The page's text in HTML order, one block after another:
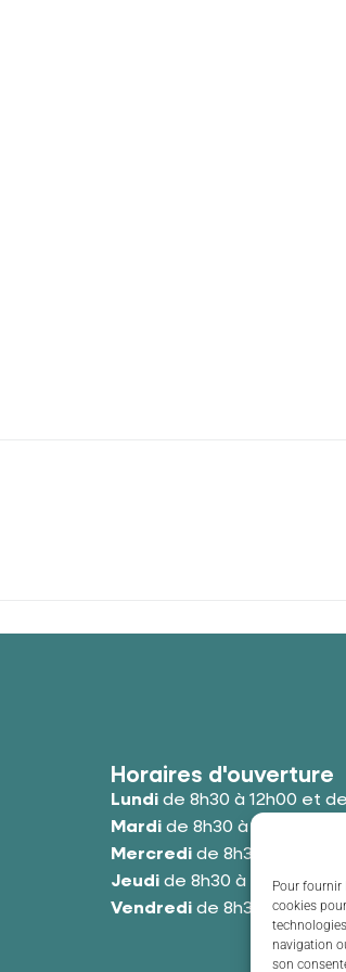
Pour fournir
cookies
navigation
son
Horaires d'ouverture
Lundide 8h30 à 12h00 et de
Mardide 8h30 à 12h00 et de
Mercredide 8h30 à 12h00
Jeudide 8h30 à 12h00 et
Vendredide 8h30 à 12h00